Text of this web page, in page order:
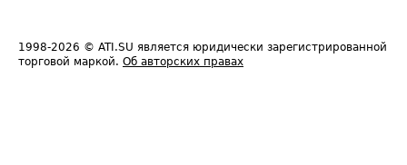
1998-2026 © ATI.SU является юридически зарегистрированной
торговой маркой. Об авторских правах